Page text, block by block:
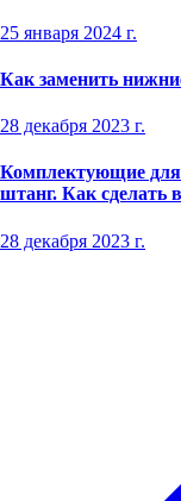
25 января 2024 г.
Как заменить
28 декабря 2023 г.
Комплектующие
штанг. Как сделать
28 декабря 2023 г.